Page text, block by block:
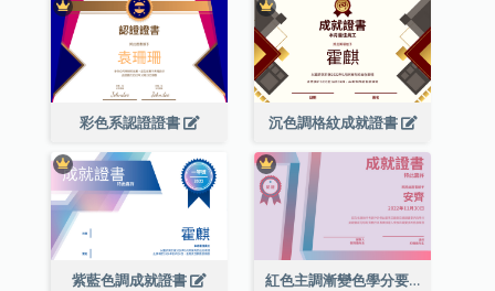
彩色系認證證書 沉色調格紋成就證書
紫藍色調成就證書 紅色主調漸變色學分要求成就證書